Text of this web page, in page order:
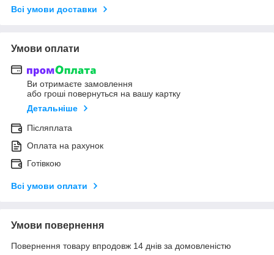
Всі умови доставки
Умови оплати
Ви отримаєте замовлення
або гроші повернуться на вашу картку
Детальніше
Післяплата
Оплата на рахунок
Готівкою
Всі умови оплати
Умови повернення
Повернення товару впродовж 14 днів за домовленістю